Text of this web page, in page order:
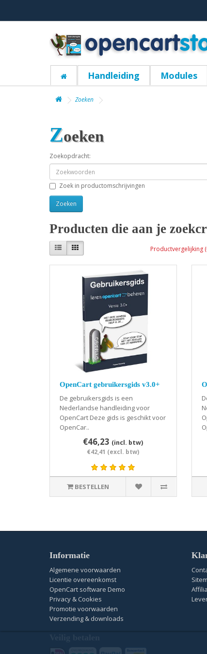
Handleiding Modules
Zoeken
Zoeken
Zoekopdracht:
Zoek in productomschrijvingen
Producten die aan je
Productvergelijking
OpenCart gebruikersgids v3.0+
De gebruikersgids is een
Nederlandse handleiding voor
OpenCart Deze gids is geschikt voor
OpenCar..
€46,23 (incl. btw)
€42,41 (excl. btw)
BESTELLEN
Informatie
Algemene voorwaarden
Licentie overeenkomst
OpenCart software Demo
Privacy & Cookies
Promotie voorwaarden
Verzending & downloads